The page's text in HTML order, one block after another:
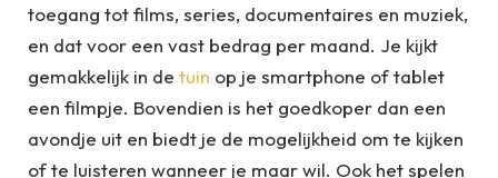
toegang tot films, series, documentaires en muziek,
en dat voor een vast bedrag per maand. Je kijkt
gemakkelijk in de tuin op je smartphone of tablet
een filmpje. Bovendien is het goedkoper dan een
avondje uit en biedt je de mogelijkheid om te kijken
of te luisteren wanneer je maar wil. Ook het spelen